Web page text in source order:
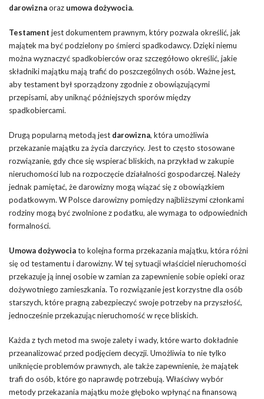
darowiznaoraz umowa dożywocia.
Testament jest dokumentem prawnym, który pozwala określić, jak
majątek ma być podzielony po śmierci spadkodawcy. Dzięki niemu
można wyznaczyć spadkobierców oraz szczegółowo określić, jakie
składniki majątku mają trafić do poszczególnych osób. Ważne jest,
aby testament był sporządzony zgodnie z obowiązującymi
przepisami, aby uniknąć późniejszych sporów między
spadkobiercami.
Drugą popularną metodą jest darowizna, która umożliwia
przekazanie majątku za życia darczyńcy. Jest to często stosowane
rozwiązanie, gdy chce się wspierać bliskich, na przykład w zakupie
nieruchomości lub na rozpoczęcie działalności gospodarczej. Należy
jednak pamiętać, że darowizny mogą wiązać się z obowiązkiem
podatkowym. W Polsce darowizny pomiędzy najbliższymi członkami
rodziny mogą być zwolnione z podatku, ale wymaga to odpowiednich
formalności.
Umowa dożywociato kolejna forma przekazania majątku, która różni
się od testamentu i darowizny. W tej sytuacji właściciel nieruchomości
przekazuje ją innej osobie w zamian za zapewnienie sobie opieki oraz
dożywotniego zamieszkania. To rozwiązanie jest korzystne dla osób
starszych, które pragną zabezpieczyć swoje potrzeby na przyszłość,
jednocześnie przekazując nieruchomość w ręce bliskich.
Każda z tych metod ma swoje zalety i wady, które warto dokładnie
przeanalizować przed podjęciem decyzji. Umożliwia to nie tylko
uniknięcie problemów prawnych, ale także zapewnienie, że majątek
trafi do osób, które go naprawdę potrzebują. Właściwy wybór
metody przekazania majątku może głęboko wpłynąć na finansową